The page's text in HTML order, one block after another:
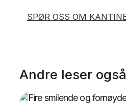
SPØR OSS OM
Andre leser